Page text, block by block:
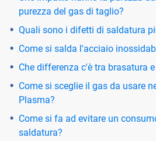
purezza del gas di taglio?
Quali sono i difetti di saldatura
Come si salda l'acciaio
Che differenza c'è tra brasatura
Come si sceglie il gas da usare
Plasma?
Come si fa ad evitare un
saldatura?